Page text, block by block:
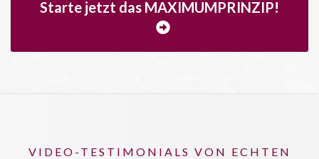
Starte jetzt das MAXIMUMPRINZIP!
VIDEO-TESTIMONIALS VON ECHTEN